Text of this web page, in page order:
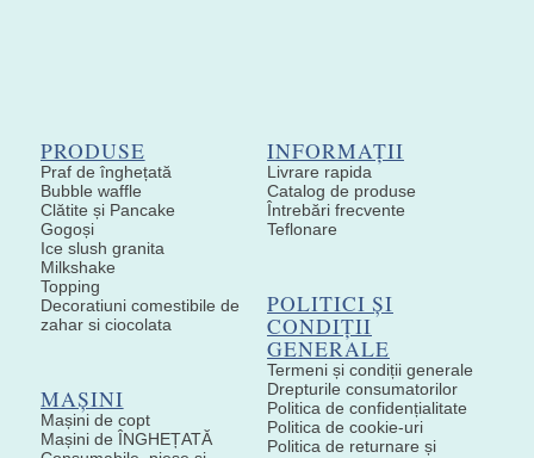
PRODUSE
Praf de înghețată
Bubble waffle
Clătite și Pancake
Gogoși
Ice slush granita
Milkshake
Topping
Decoratiuni comestibile de
zahar si ciocolata
MAȘINI
Mașini de copt
Mașini de ÎNGHEȚATĂ
INFORMAȚII
Livrare rapida
Catalog de produse
Întrebări frecvente
Teflonare
POLITICI ȘI
CONDIȚII
GENERALE
Termeni și condiții generale
Drepturile consumatorilor
Politica de confidențialitate
Politica de cookie-uri
Politica de returnare și